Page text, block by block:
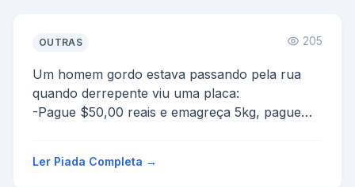
OUTRAS 205
Um homem gordo estava passando pela rua
quando derrepente viu uma placa:
-Pague $50,00 reais e emagreça 5kg, pague
Ler Piada Completa →